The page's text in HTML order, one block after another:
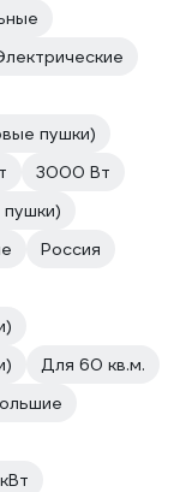
пушки)
3000 Вт
Россия
Для 60 кв.м.